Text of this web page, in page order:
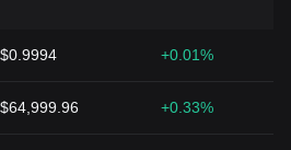
$0.9994 +0.01%
$64,999.96 +0.33%